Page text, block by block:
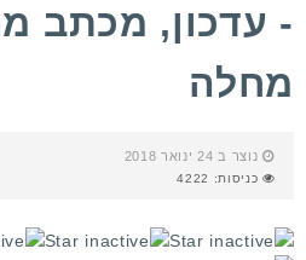
- עדכון, מכתב
מחלה
נוצר ב 24 ינואר 2018
כניסות: 4222